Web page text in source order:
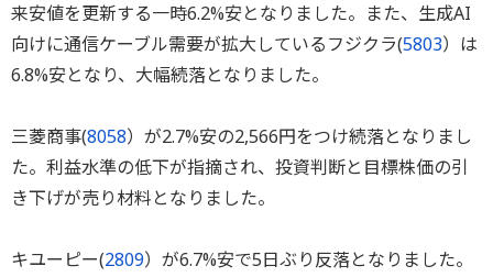
来安値を更新する一時6.2%安となりました。また、生成AI
向けに通信ケーブル需要が拡大しているフジクラ(5803）は
6.8%安となり、大幅続落となりました。
三菱商事(8058）が2.7%安の2,566円をつけ続落となりまし
た。利益水準の低下が指摘され、投資判断と目標株価の引
き下げが売り材料となりました。
キユーピー(2809）が6.7%安で5日ぶり反落となりました。